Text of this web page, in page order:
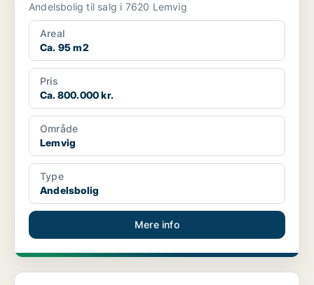
Andelsbolig til salg i 7620 Lemvig
Areal
Ca. 95 m2
Pris
Ca. 800.000 kr.
Område
Lemvig
Type
Andelsbolig
Mere info
Andelsbolig i Nørre Snede